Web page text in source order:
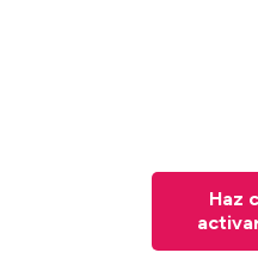
Haz